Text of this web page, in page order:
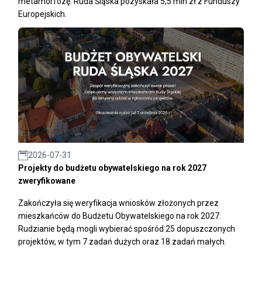
Europejskich.
2026-07-31
Projekty do budżetu obywatelskiego na rok 2027
zweryfikowane
Zakończyła się weryfikacja wniosków złożonych przez
mieszkańców do Budżetu Obywatelskiego na rok 2027.
Rudzianie będą mogli wybierać spośród 25 dopuszczonych
projektów, w tym 7 zadań dużych oraz 18 zadań małych.